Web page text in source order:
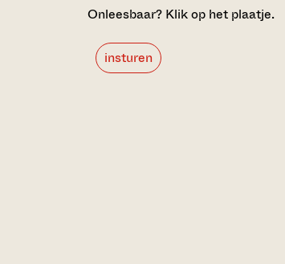
Onleesbaar? Klik op het plaatje.
insturen